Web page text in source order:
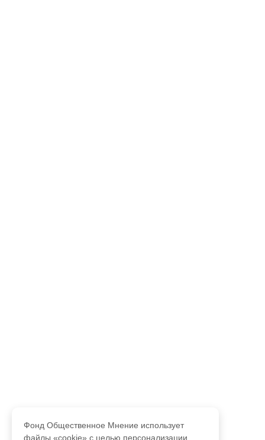
Фонд Общественное Мнение использует
файлы «cookie» с целью персонализации